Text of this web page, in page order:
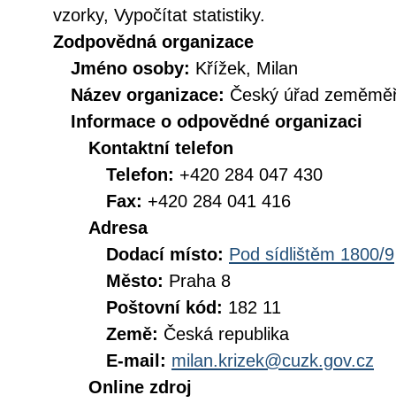
vzorky, Vypočítat statistiky.
Zodpovědná organizace
Jméno osoby: Křížek, Milan
Název organizace: Český úřad
Informace o odpovědné organizaci
Kontaktní telefon
Telefon: +420 284 047 430
Fax: +420 284 041 416
Adresa
Dodací místo: Pod sídlištěm 1800/9
Město: Praha 8
Poštovní kód: 182 11
Země: Česká republika
E-mail: milan.krizek@cuzk.gov.cz
Online zdroj